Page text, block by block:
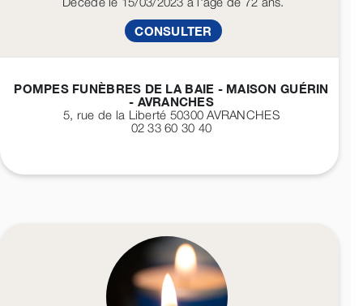
CONSULTER
POMPES FUNÈBRES DE LA BAIE - MAISON GUÉRIN
- AVRANCHES
5, rue de la Liberté 50300AVRANCHES
02 33 60 30 40